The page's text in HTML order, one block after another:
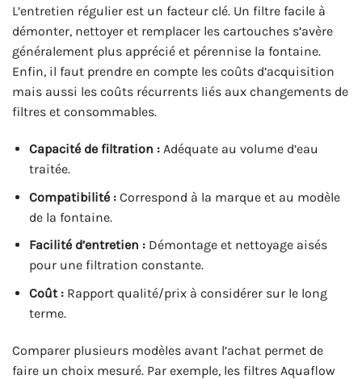
L’entretien régulier est un facteur clé. Un filtre facile à
démonter, nettoyer et remplacer les cartouches s’avère
généralement plus apprécié et pérennise la fontaine.
Enfin, il faut prendre en compte les coûts d’acquisition
mais aussi les coûts récurrents liés aux changements de
filtres et consommables.
Capacité de filtration :Adéquate au volume d’eau
traitée.
Compatibilité :Correspond à la marque et au modèle
de la fontaine.
Facilité d’entretien :Démontage et nettoyage aisés
pour une filtration constante.
Coût :Rapport qualité/prix à considérer sur le long
terme.
Comparer plusieurs modèles avant l’achat permet de
faire un choix mesuré. Par exemple, les filtres Aquaflow